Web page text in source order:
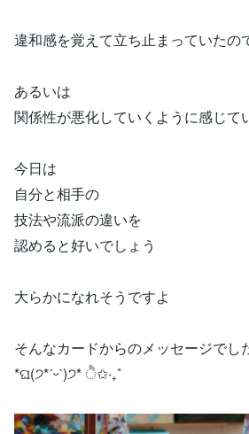
違和感を覚えて立ち止まっていたの
あるいは
関係性が悪化していくように感じて
今日は
自分と相手の
技法や流派の違いを
認めると好いでしょう
大らかになれそうですよ
そんなカードからのメッセージでし
*ଘ(੭*ˊᵕˋ)੭* ੈ✩‧₊˚